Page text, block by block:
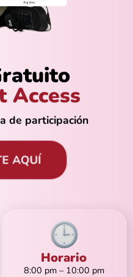
Access
de participación
AQUÍ
Horario
8:00 pm – 10:00 pm